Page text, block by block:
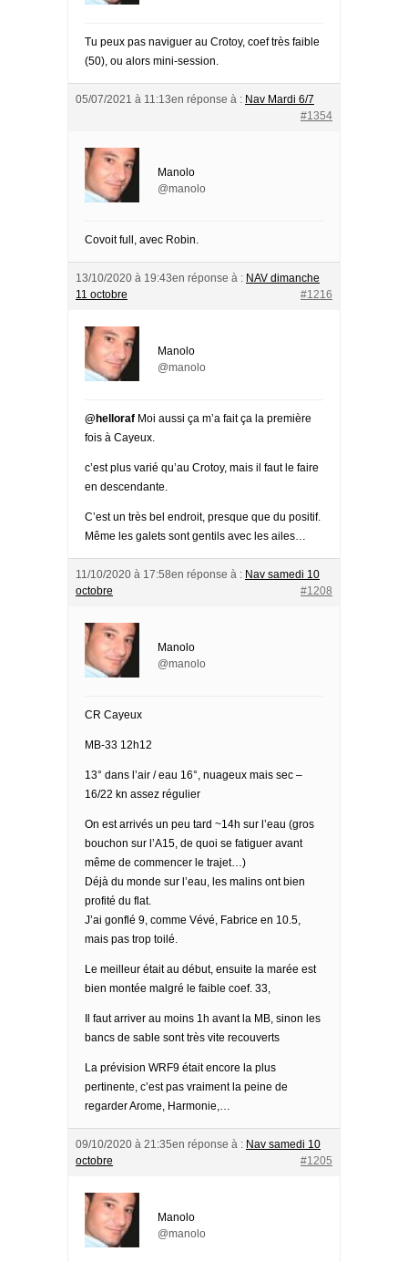
Tu peux pas naviguer au Crotoy, coef très faible
(50), ou alors mini-session.
05/07/2021 à 11:13en réponse à : Nav Mardi 6/7
#1354
Manolo
@manolo
Covoit full, avec Robin.
13/10/2020 à 19:43en réponse à : NAV dimanche
11 octobre
#1216
Manolo
@manolo
@helloraf Moi aussi ça m’a fait ça la première
fois à Cayeux.
c’est plus varié qu’au Crotoy, mais il faut le faire
en descendante.
C’est un très bel endroit, presque que du positif.
Même les galets sont gentils avec les ailes…
11/10/2020 à 17:58en réponse à : Nav samedi 10
octobre
#1208
Manolo
@manolo
CR Cayeux
MB-33 12h12
13° dans l’air / eau 16°, nuageux mais sec –
16/22 kn assez régulier
On est arrivés un peu tard ~14h sur l’eau (gros
bouchon sur l’A15, de quoi se fatiguer avant
même de commencer le trajet…)
Déjà du monde sur l’eau, les malins ont bien
profité du flat.
J’ai gonflé 9, comme Vévé, Fabrice en 10.5,
mais pas trop toilé.
Le meilleur était au début, ensuite la marée est
bien montée malgré le faible coef. 33,
Il faut arriver au moins 1h avant la MB, sinon les
bancs de sable sont très vite recouverts
La prévision WRF9 était encore la plus
pertinente, c’est pas vraiment la peine de
regarder Arome, Harmonie,…
09/10/2020 à 21:35en réponse à : Nav samedi 10
octobre
#1205
Manolo
@manolo